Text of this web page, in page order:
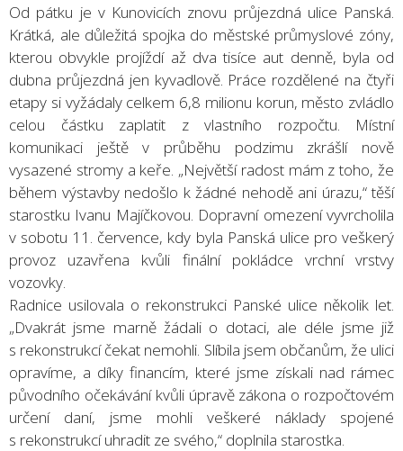
Od pátku je v Kunovicích znovu průjezdná ulice Panská.
Krátká, ale důležitá spojka do městské průmyslové zóny,
kterou obvykle projíždí až dva tisíce aut denně, byla od
dubna průjezdná jen kyvadlově. Práce rozdělené na čtyři
etapy si vyžádaly celkem 6,8 milionu korun, město zvládlo
celou částku zaplatit z vlastního rozpočtu. Místní
komunikaci ještě v průběhu podzimu zkrášlí nově
vysazené stromy a keře. „Největší radost mám z toho, že
během výstavby nedošlo k žádné nehodě ani úrazu,“ těší
starostku Ivanu Majíčkovou. Dopravní omezení vyvrcholila
v sobotu 11. července, kdy byla Panská ulice pro veškerý
provoz uzavřena kvůli finální pokládce vrchní vrstvy
vozovky.
Radnice usilovala o rekonstrukci Panské ulice několik let.
„Dvakrát jsme marně žádali o dotaci, ale déle jsme již
s rekonstrukcí čekat nemohli. Slíbila jsem občanům, že ulici
opravíme, a díky financím, které jsme získali nad rámec
původního očekávání kvůli úpravě zákona o rozpočtovém
určení daní, jsme mohli veškeré náklady spojené
s rekonstrukcí uhradit ze svého,“ doplnila starostka.